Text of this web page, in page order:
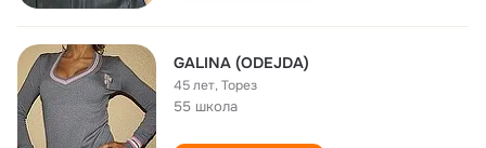
GALINA (ODEJDA)
45 лет,Торез
55 школа